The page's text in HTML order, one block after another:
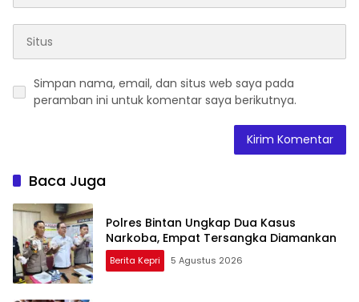
Simpan nama, email, dan situs web saya pada
peramban ini untuk komentar saya berikutnya.
Baca Juga
Polres Bintan Ungkap Dua Kasus
Narkoba, Empat Tersangka Diamankan
Berita Kepri 5 Agustus 2026